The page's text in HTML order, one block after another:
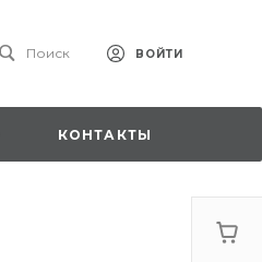
Поиск ВОЙТИ
КОНТАКТЫ